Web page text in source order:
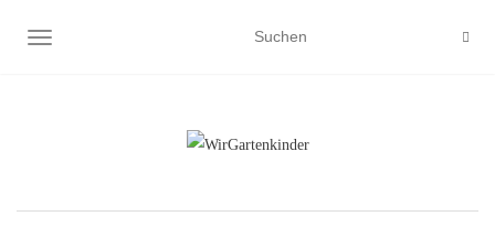
NAVIGATION UMSCHALTEN